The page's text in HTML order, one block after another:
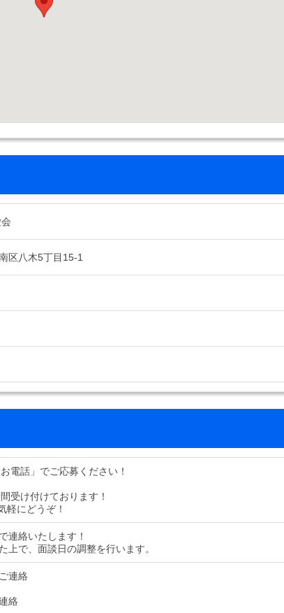
区八木5丁目15-1
電話」でご応募ください！
受け付けております！
軽にどうぞ！
連絡いたします！
上で、面談日の調整を行います。
連絡
絡